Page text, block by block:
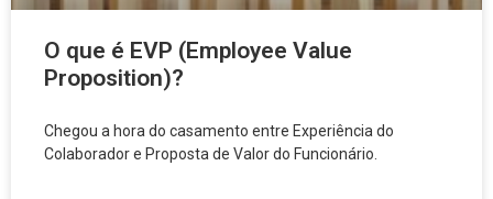
O que é EVP (Employee Value
Proposition)?
Chegou a hora do casamento entre Experiência do
Colaborador e Proposta de Valor do Funcionário.